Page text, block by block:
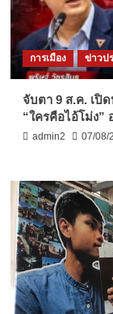
การเมือง ข่าวป
จับตา 9 ส.ค. เปิ
“ใครคือไอ้โม่ง”
admin2 07/08/